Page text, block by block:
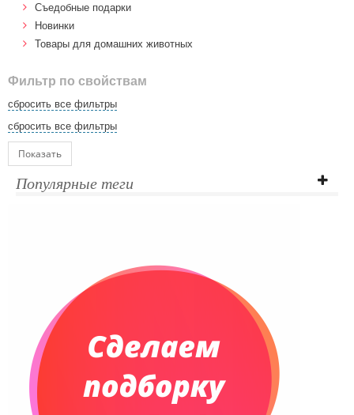
Cъедобные подарки
Новинки
Товары для домашних животных
Фильтр по свойствам
сбросить все фильтры
сбросить все фильтры
Показать
Популярные теги